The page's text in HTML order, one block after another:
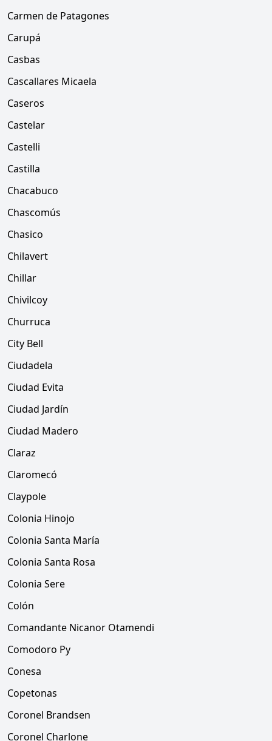
Carmen de Patagones
Carupá
Casbas
Cascallares Micaela
Caseros
Castelar
Castelli
Castilla
Chacabuco
Chascomús
Chasico
Chilavert
Chillar
Chivilcoy
Churruca
City Bell
Ciudadela
Ciudad Evita
Ciudad Jardín
Ciudad Madero
Claraz
Claromecó
Claypole
Colonia Hinojo
Colonia Santa María
Colonia Santa Rosa
Colonia Sere
Colón
Comandante Nicanor Otamendi
Comodoro Py
Conesa
Copetonas
Coronel Brandsen
Coronel Charlone